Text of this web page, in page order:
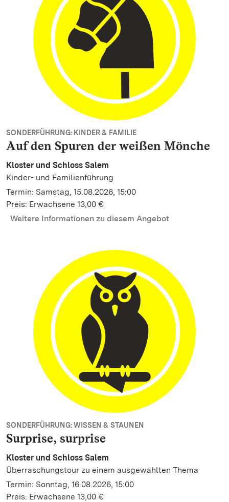
SONDERFÜHRUNG: KINDER & FAMILIE
Auf den Spuren der weißen Mönche
Kloster und Schloss Salem
Kinder- und Familienführung
Termin: Samstag, 15.08.2026, 15:00
Preis: Erwachsene 13,00 €
Weitere Informationen zu diesem Angebot
SONDERFÜHRUNG: WISSEN & STAUNEN
Surprise, surprise
Kloster und Schloss Salem
Überraschungstour zu einem ausgewählten Thema
Termin: Sonntag, 16.08.2026, 15:00
Preis: Erwachsene 13,00 €